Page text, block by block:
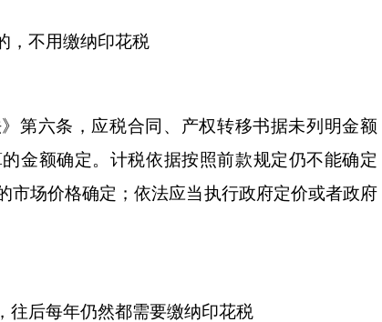
，不用缴纳印花税
第六条，应税合同、产权转移书据未列明金额
金额确定。计税依据按照前款规定仍不能确定
市场价格确定；依法应当执行政府定价或者政府
往后每年仍然都需要缴纳印花税